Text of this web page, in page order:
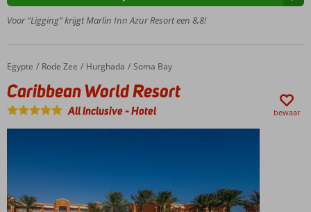
Spa
Center
minidisco
kinderen
Voor “Ligging” krijgt Marlin Inn Azur Resort een 8,8!
Home
Egypte Rode Zee Hurghada Soma Bay
Caribbean World Resort
Caribbean World Resort
All Inclusive-Hotel bewaar